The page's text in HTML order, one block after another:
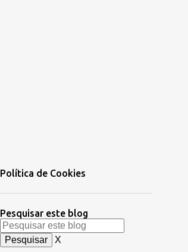
Política de Cookies
Pesquisar este blog
X